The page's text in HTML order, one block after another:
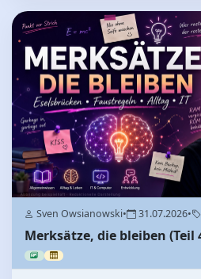
Sven Owsianowski• 31.07.2026•
Merksätze, die bleiben (Teil